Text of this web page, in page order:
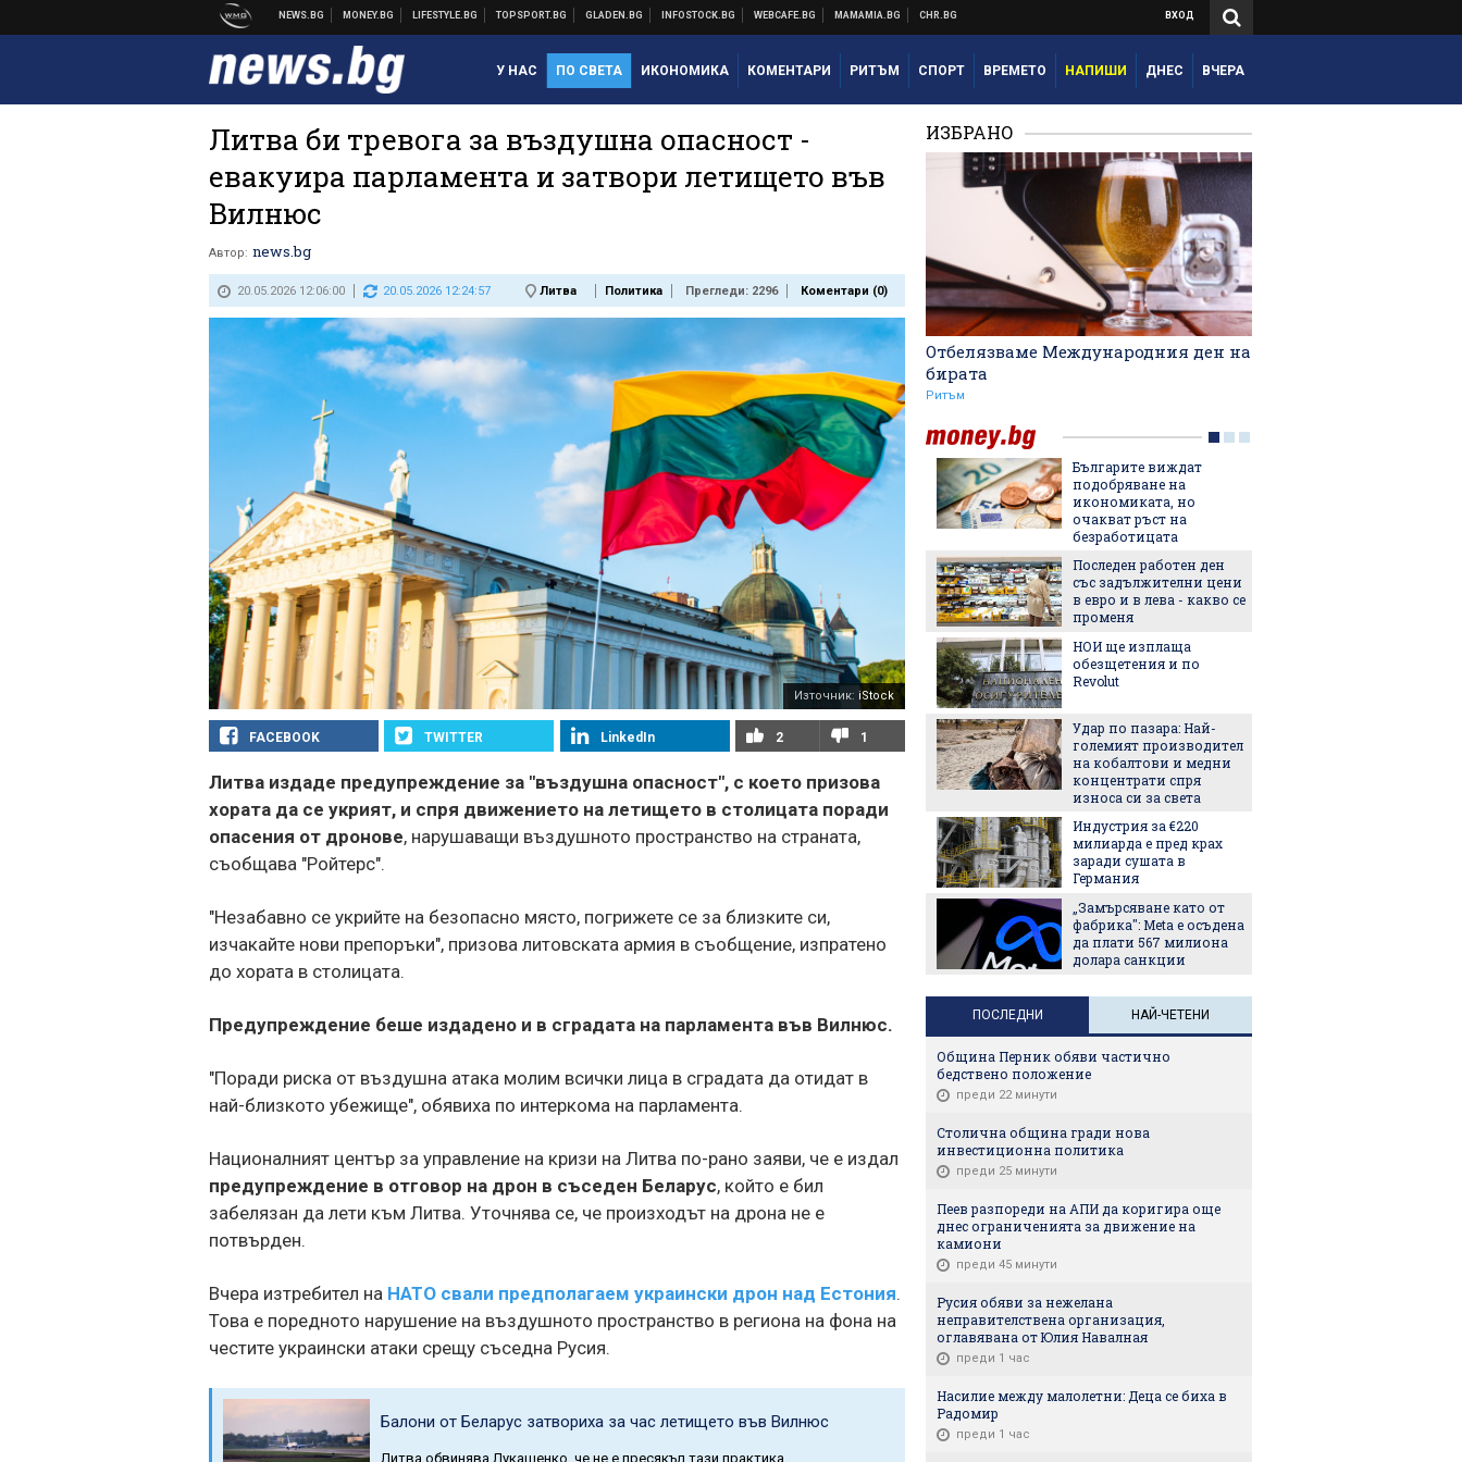
ВХОД
У НАС ПО СВЕТА ИКОНОМИКА КОМЕНТАРИ РИТЪМ СПОРТ ВРЕМЕТО НАПИШИ ДНЕС ВЧЕРА
Литва би тревога за въздушна опасност -
евакуира парламента и затвори летището във
Вилнюс
Автор: news.bg
20.05.2026 12:06:00 20.05.2026 12:24:57 Литва Политика Прегледи: 2296 Коментари (0)
Източник: iStock
FACEBOOK TWITTER LinkedIn 2 1
Литва издаде предупреждение за "въздушна опасност", с което призова
хората да се укрият, и спря движението на летището в столицата поради
опасения от дронове, нарушаващи въздушното пространство на страната,
съобщава "Ройтерс".
"Незабавно се укрийте на безопасно място, погрижете се за близките си,
изчакайте нови препоръки", призова литовската армия в съобщение, изпратено
до хората в столицата.
Предупреждение беше издадено и в сградата на парламента във Вилнюс.
"Поради риска от въздушна атака молим всички лица в сградата да отидат в
най-близкото убежище", обявиха по интеркома на парламента.
Националният център за управление на кризи на Литва по-рано заяви, че е издал
предупреждение в отговор на дрон в съседен Беларус, който е бил
забелязан да лети към Литва. Уточнява се, че произходът на дрона не е
потвърден.
Вчера изтребител на НАТО свали предполагаем украински дрон над Естония.
Това е поредното нарушение на въздушното пространство в региона на фона на
честите украински атаки срещу съседна Русия.
Балони от Беларус затвориха за час летището във Вилнюс
Литва обвинява Лукашенко, че не е пресякъл тази практика
ИЗБРАНО
Отбелязваме Международния ден на
бирата
Ритъм
Аржентина изрази
подкрепата си за Джани
Инфантино
Формула 1 планира
увеличена бройка на
спринтовите
състезания през 2027
година
Леонардо Бонучи ще
бъде част от екипа на
италианския
национален отбор
Левски отряза
Олимпиакос за Акрам
Златна победа: ЦСКА
колене!
Българите виждат
подобряване на
икономиката, но
очакват ръст на
безработицата
Последен работен ден
със задължителни цени
в евро и в лева - какво се
променя
НОИ ще изплаща
обезщетения и по
Revolut
Удар по пазара: Най-
големият производител
на кобалтови и медни
концентрати спря
износа си за света
Индустрия за €220
милиарда е пред крах
заради сушата в
Германия
„Замърсяване като от
фабрика": Meta е осъдена
да плати 567 милиона
долара санкции
ПОСЛЕДНИ НАЙ-ЧЕТЕНИ
Община Перник обяви частично
бедствено положение
преди 22 минути
Столична община гради нова
инвестиционна политика
преди 25 минути
Пеев разпореди на АПИ да коригира още
днес ограниченията за движение на
камиони
преди 45 минути
Русия обяви за нежелана
неправителствена организация,
оглавявана от Юлия Навалная
преди 1 час
Насилие между малолетни: Деца се биха в
Радомир
преди 1 час